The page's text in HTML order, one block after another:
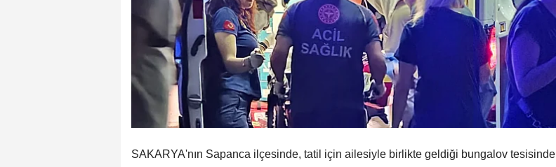
SAKARYA'nın Sapanca ilçesinde, tatil için ailesiyle birlikte geldiği bungalov tesisinde